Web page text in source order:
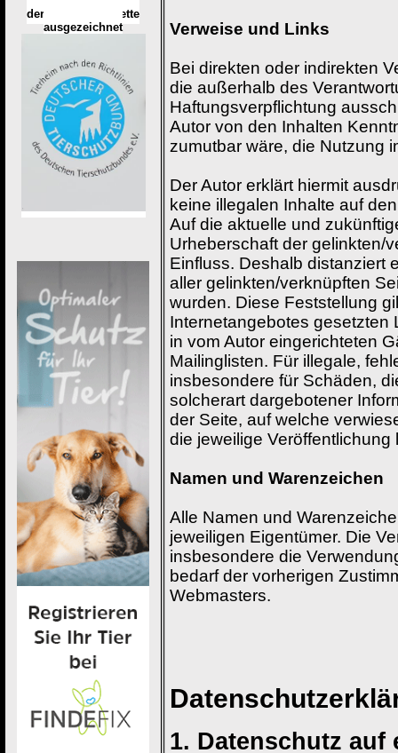
der
Tierheimplakette
ausgezeichnet
Verweise und Links
Bei direkten oder indirekten
die außerhalb des
Haftungsverpflichtung
Autor von den Inhalten
zumutbar wäre, die Nutzung
Der Autor erklärt hiermit
keine illegalen Inhalte auf
Auf die aktuelle und
Urheberschaft der gelinkten/
Einfluss. Deshalb distanziert
aller gelinkten/verknüpften
wurden. Diese Feststellung
Internetangebotes gesetzten
in vom Autor eingerichteten
Mailinglisten. Für illegale,
insbesondere für Schäden,
solcherart dargebotener
der Seite, auf welche
die jeweilige Veröffentlichung
Namen und Warenzeichen
Alle Namen und
jeweiligen Eigentümer. Die
insbesondere die
bedarf der vorherigen
Webmasters.
1. Datenschutz auf